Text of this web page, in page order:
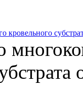
кровельного